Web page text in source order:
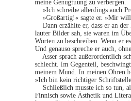
meine Genugtuung zu verbergen.
»Ich schreibe allerdings auch
»Großartig!« sagte er. »Mir will
Dann erzählte er, dass er an der
lauter Bilder sah, sie waren im
Worten zu beschreiben. Wenn er
Und genauso spreche er auch,
Asser sprach außerordentlich
schlecht. Im Gegenteil,
meinem Mund. In meinen Ohren
»Ich bin kein richtiger
Schließlich musste ich so tun,
Finnisch sowie Ästhetik und